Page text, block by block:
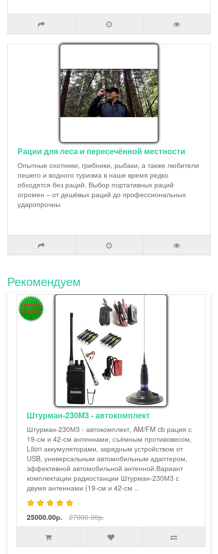
Рации для леса и пересечённой местности
Опытные охотники, грибники, рыбаки, а также любители
пешего и водного туризма в наше время редко
обходятся без раций. Выбор портативных раций
огромен – от дешёвых раций до профессиональных
ударопрочны
Рекомендуем
Штурман-230М3 - автокомплект
Штурман-230М3 - автокомплект, AM/FM cb рация с
19-см и 42-см антеннами, съёмным противовесом,
LiIon аккумуляторами, зарядным устройством от
USB, универсальным автомобильным адаптером,
эффективной автомобильной антенной.Вариант
комплектации радиостанции Штурман-230М3 с
двумя антеннами (19-см и 42-см ..
25000.00р. 27000.00р.